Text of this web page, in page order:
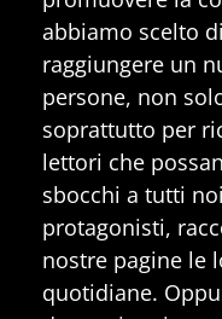
abbiamo scelto
raggiungere un
persone, non
soprattutto per
lettori che
sbocchi a tutti
protagonisti,
nostre pagine le
quotidiane.